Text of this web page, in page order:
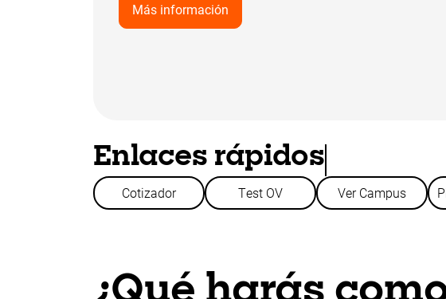
Más información
Enlaces rápidos
Cotizador Test OV Ver Campus